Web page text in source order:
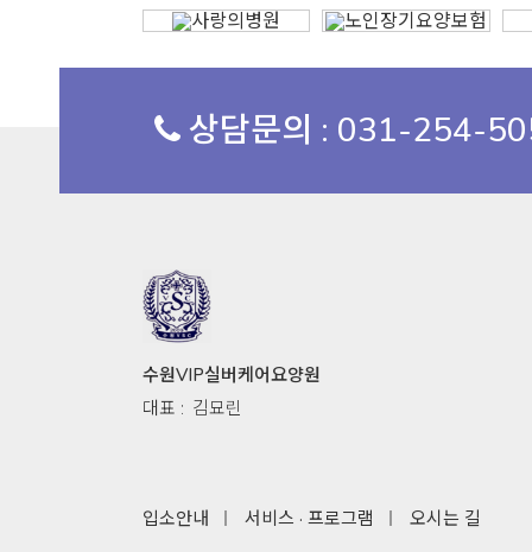
상담문의 : 031-254-
수원VIP실버케어요양원
대표 : 김묘린
입소안내 서비스 · 프로그램 오시는 길